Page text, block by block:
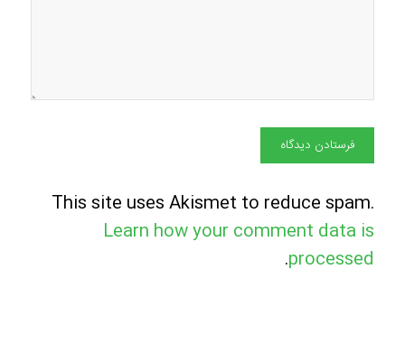
This site uses Akismet to reduce spam.
Learn how your comment data is
processed
.